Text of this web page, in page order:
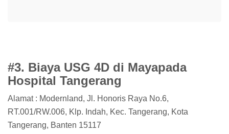
#3. Biaya USG 4D di Mayapada
Hospital Tangerang
Alamat : Modernland, Jl. Honoris Raya No.6,
RT.001/RW.006, Klp. Indah, Kec. Tangerang, Kota
Tangerang, Banten 15117